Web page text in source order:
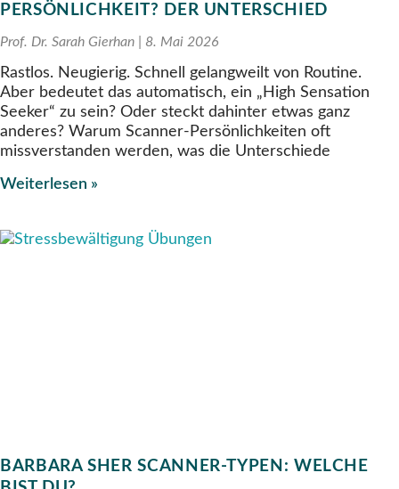
PERSÖNLICHKEIT? DER UNTERSCHIED
Prof. Dr. Sarah Gierhan 8. Mai 2026
Rastlos. Neugierig. Schnell gelangweilt von Routine.
Aber bedeutet das automatisch, ein „High Sensation
Seeker“ zu sein? Oder steckt dahinter etwas ganz
anderes? Warum Scanner-Persönlichkeiten oft
missverstanden werden, was die Unterschiede
Weiterlesen »
BARBARA SHER SCANNER-TYPEN: WELCHE